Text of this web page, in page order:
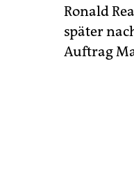
Ronald
später
Auftrag